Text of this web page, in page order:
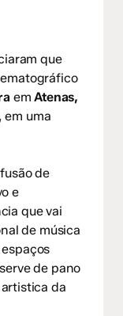
que
emAtenas,
, em uma
de
e
que vai
de música
de pano
da